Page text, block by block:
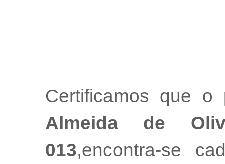
Certificamos que
Almeida de
013,encontra-se